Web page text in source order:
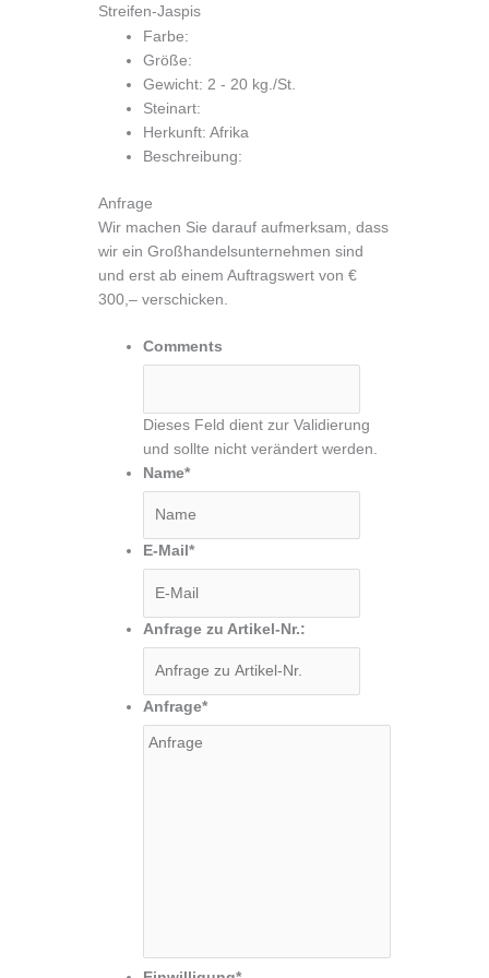
Streifen-Jaspis
Farbe:
Größe:
Gewicht: 2 - 20 kg./St.
Steinart:
Herkunft: Afrika
Beschreibung:
Anfrage
Wir machen Sie darauf aufmerksam, dass
wir ein Großhandelsunternehmen sind
und erst ab einem Auftragswert von €
300,– verschicken.
Comments
Dieses Feld dient zur Validierung
und sollte nicht verändert werden.
Name*
E-Mail *
Anfrage zu Artikel-Nr.:
Anfrage*